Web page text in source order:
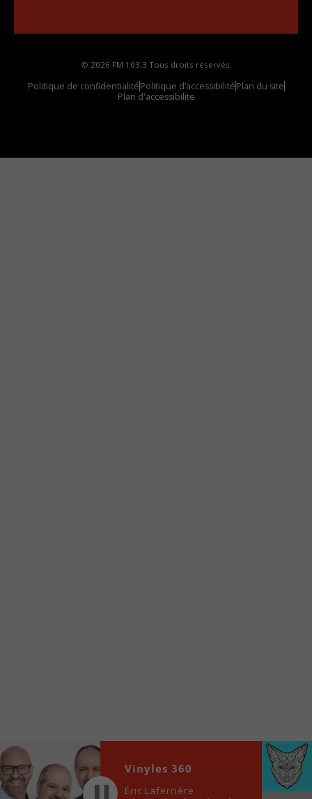
© 2026 FM 103,3 Tous droits réservés.
Politique de confidentialitéPolitique d’accessibilitéPlan du site
Plan d'accessibilite
locale vous sont maintenant accessibles en un clic!
Audio
Player
00:00 00:00
Vinyles 360
Éric Laferrière